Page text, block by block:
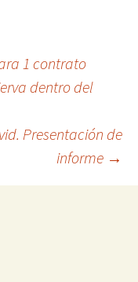
1 contrato
dentro del
Presentación de
informe →